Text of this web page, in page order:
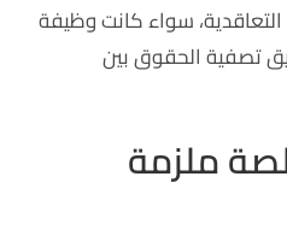
سواء كانت وظيفة
تصفية الحقوق بين
ملزمة